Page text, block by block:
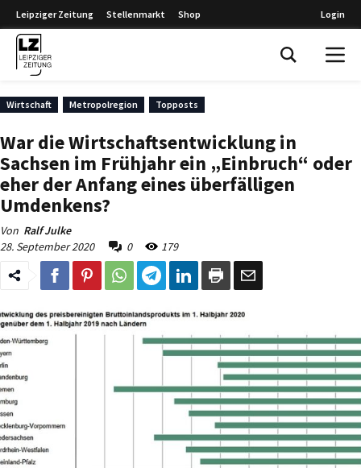
Leipziger Zeitung Stellenmarkt Shop Login
Wirtschaft Metropolregion Topposts
War die Wirtschaftsentwicklung in
Sachsen im Frühjahr ein „Einbruch“ oder
eher der Anfang eines überfälligen
Umdenkens?
Von Ralf Julke
28. September 2020
0 179